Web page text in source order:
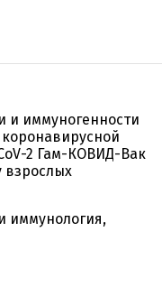
и иммуногенности
2 Гам-КОВИД-Вак
иммунология,